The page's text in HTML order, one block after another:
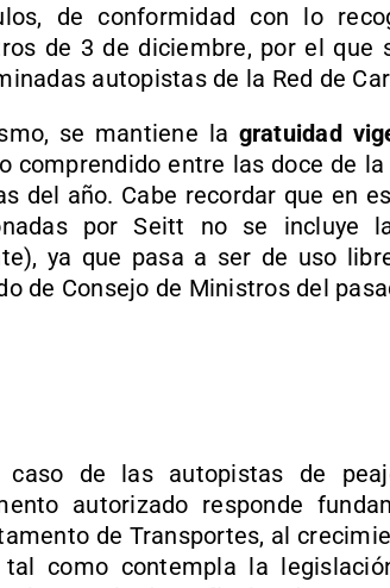
de conformidad con lo
de 3 de diciembre, por el que
autopistas de la Red de
se mantiene la gratuidad
comprendido entre las doce de
del año. Cabe recordar que en
por Seitt no se incluye
ya que pasa a ser de uso
de Consejo de Ministros del
caso de las autopistas de
autorizado responde
de Transportes, al
tal como contempla la